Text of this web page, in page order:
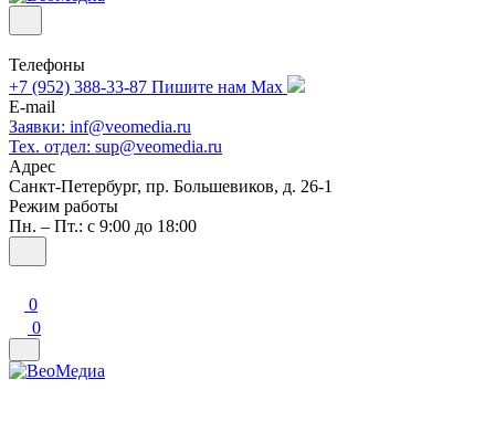
Телефоны
+7 (952) 388-33-87 Пишите нам Max
E-mail
Заявки: inf@veomedia.ru
Тех. отдел: sup@veomedia.ru
Адрес
Санкт-Петербург, пр. Большевиков, д. 26-1
Режим работы
Пн. – Пт.: с 9:00 до 18:00
0
0